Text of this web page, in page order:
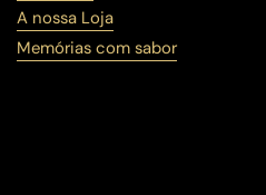
A nossa Loja
Memórias com sabor